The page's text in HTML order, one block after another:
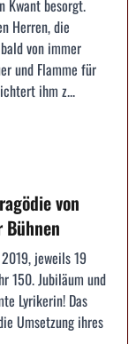
Kwant besorgt.
Herren, die
von immer
und Flamme für
ihm z...
von
Bühnen
jeweils 19
150. Jubiläum und
Lyrikerin! Das
Umsetzung ihres